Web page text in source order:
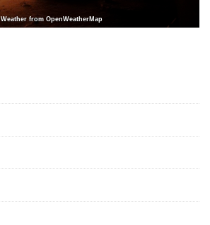
Weather from OpenWeatherMap